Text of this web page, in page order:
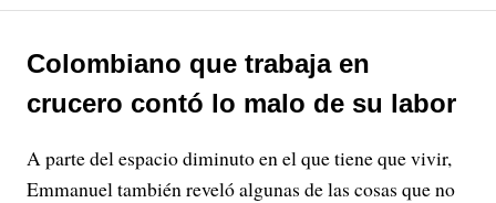
Colombiano que trabaja en
crucero contó lo malo de su labor
A parte del espacio diminuto en el que tiene que vivir,
Emmanuel también reveló algunas de las cosas que no